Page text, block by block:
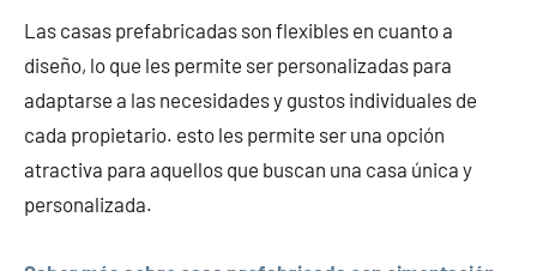
Las casas prefabricadas son flexibles en cuanto a
diseño, lo que les permite ser personalizadas para
adaptarse a las necesidades y gustos individuales de
cada propietario. esto les permite ser una opción
atractiva para aquellos que buscan una casa única y
personalizada.